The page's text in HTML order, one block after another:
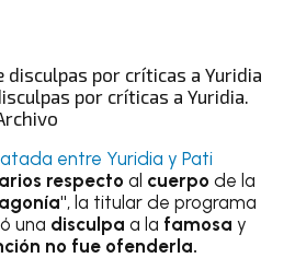
por críticas a Yuridia.
entre Yuridia y Pati
respectoal cuerpode la
, la titular de programa
una disculpaa la famosay
no fue ofenderla.